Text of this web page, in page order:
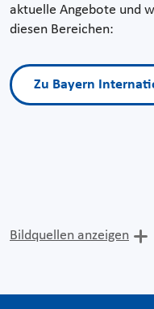
aktuelle Angebote und
diesen Bereichen:
Zu Bayern
Bildquellen anzeigen